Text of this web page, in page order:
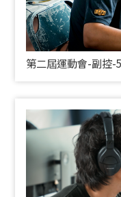
第二屆運動會-副控-5